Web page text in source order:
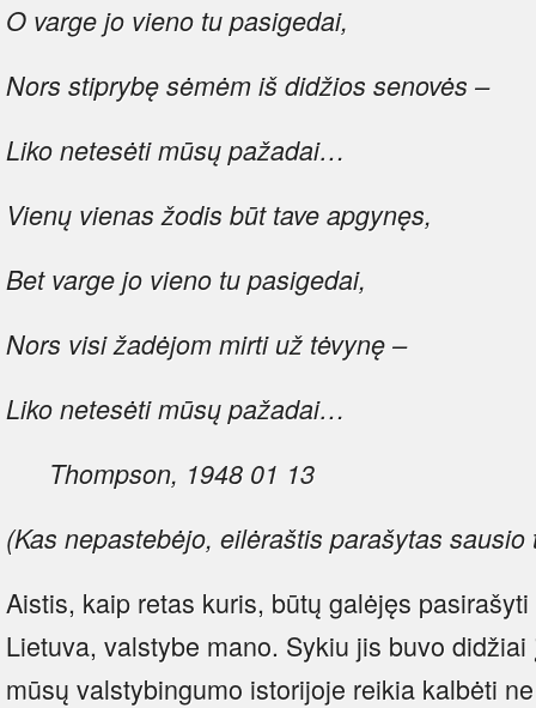
O varge jo vieno tu pasigedai,
Nors stiprybę sėmėm iš didžios senovės –
Liko netesėti mūsų pažadai…
Vienų vienas žodis būt tave apgynęs,
Bet varge jo vieno tu pasigedai,
Nors visi žadėjom mirti už tėvynę –
Liko netesėti mūsų pažadai…
Thompson, 1948 01 13
(Kas nepastebėjo, eilėraštis parašytas
Aistis, kaip retas kuris, būtų galėjęs
Lietuva, valstybe mano. Sykiu jis buvo
mūsų valstybingumo istorijoje reikia kalbėti